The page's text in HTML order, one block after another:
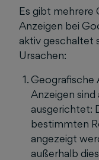
Es gibt mehrere
Anzeigen bei
aktiv geschaltet
Ursachen:
Geografische
Anzeigen
ausgerichtet:
bestimmten
angezeigt
außerhalb